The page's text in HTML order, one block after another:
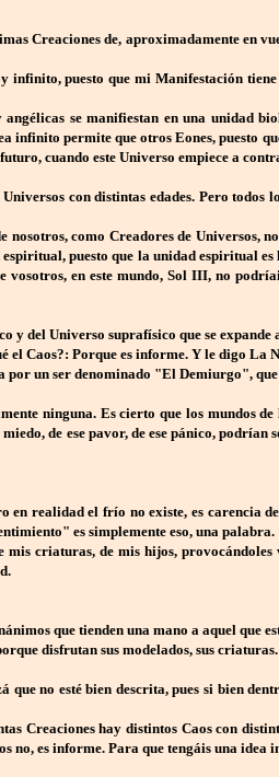
Creaciones de, aproximadamente
puesto que mi Manifestación
se manifiestan en una unidad
infinito permite que otros Eones,
cuando este Universo empiece a
con distintas edades. Pero
nosotros, como Creadores de
puesto que la unidad espiritual
en este mundo, Sol III, no
y del Universo suprafísico que se
Caos?: Porque es informe. Y le digo La
un ser denominado "El Demiurgo",
ninguna. Es cierto que los mundos
miedo, de ese pavor, de ese pánico,
realidad el frío no existe, es carencia
es simplemente eso, una palabra.
criaturas, de mis hijos,
que tienden una mano a aquel que
disfrutan sus modelados, sus criaturas.
no esté bien descrita, pues si bien
Creaciones hay distintos Caos con
es informe. Para que tengáis una